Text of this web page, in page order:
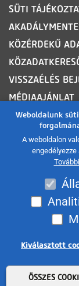
Weboldalunk
A weboldalon
Kiválasztott
ÖSSZES
SÜTI
KÖZÉRDEKŰ
VISSZAÉLÉS
MÉDIAAJÁNLAT
OLDALTÉRKÉP
ROVATOK
A
Minden jog